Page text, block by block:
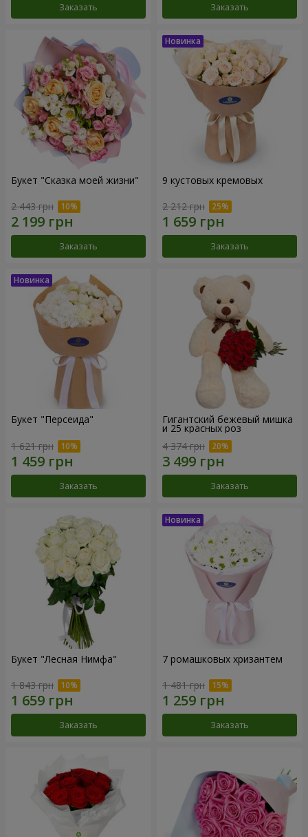
Заказать Заказать
Букет "Сказка моей жизни"
2 443 грн
Заказать
9 кустовых кремовых
2 212 грн
Заказать
Букет "Персеида"
1 621 грн
Заказать
Гигантский бежевый мишка
и 25 красных роз
4 374 грн
Заказать
Букет "Лесная Нимфа"
1 843 грн
Заказать
7 ромашковых хризантем
1 481 грн
Заказать